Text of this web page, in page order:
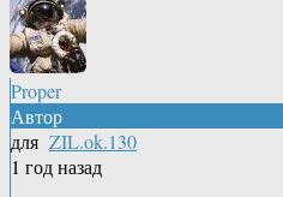
Proper
Автор
для ZIL.ok.130
1 год назад